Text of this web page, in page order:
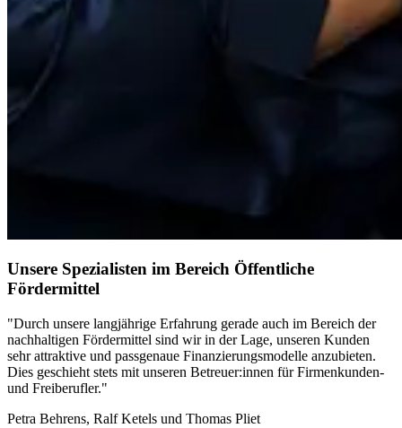
Unsere Spezialisten im Bereich Öffentliche
Fördermittel
"Durch unsere langjährige Erfahrung gerade auch im Bereich der
nachhaltigen Fördermittel sind wir in der Lage, unseren Kunden
sehr attraktive und passgenaue Finanzierungsmodelle anzubieten.
Dies geschieht stets mit unseren Betreuer:innen für Firmenkunden-
und Freiberufler."
Petra Behrens, Ralf Ketels und Thomas Pliet